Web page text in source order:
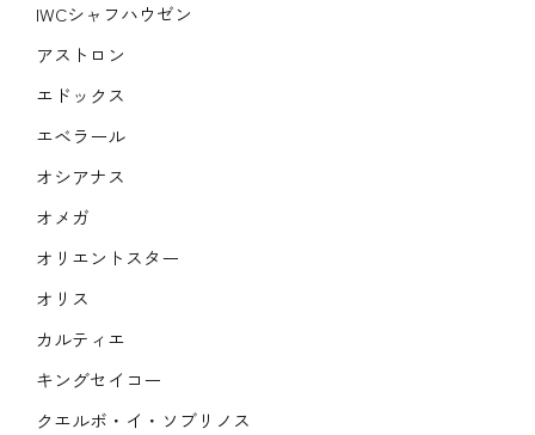
IWCシャフハウゼン
アストロン
エドックス
エベラール
オシアナス
オメガ
オリエントスター
オリス
カルティエ
キングセイコー
クエルボ・イ・ソブリノス